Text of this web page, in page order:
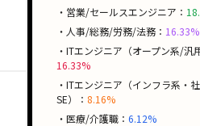
・営業/セールスエンジニア：
・人事/総務/労務/法務： 16.33%
・ITエンジニア（オープン系/汎
16.33%
・ITエンジニア（インフラ系・
SE）： 8.16%
・医療/介護職： 6.12%